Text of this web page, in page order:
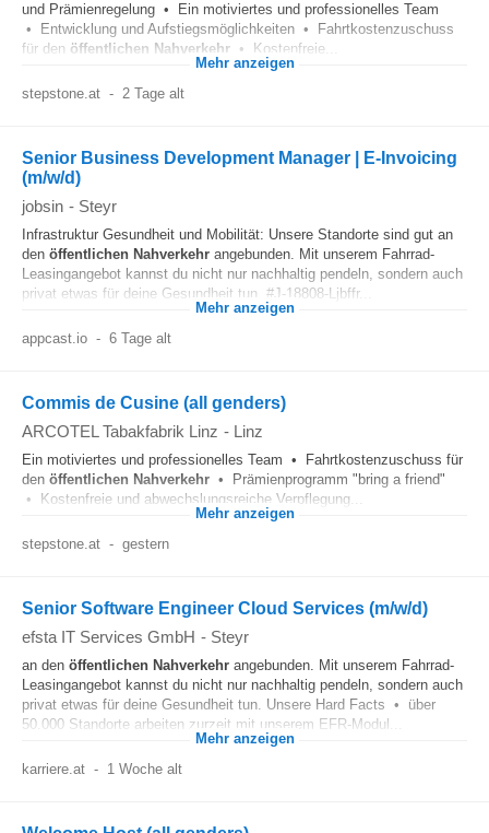
und Prämienregelung • Ein motiviertes und professionelles Team
• Entwicklung und Aufstiegsmöglichkeiten • Fahrtkostenzuschuss
für den öffentlichen Nahverkehr • Kostenfreie...
Mehr anzeigen
stepstone.at - 2 Tage alt
Senior Business Development Manager | E-Invoicing
(m/w/d)
jobsin - Steyr
Infrastruktur Gesundheit und Mobilität: Unsere Standorte sind gut an
den öffentlichen Nahverkehr angebunden. Mit unserem Fahrrad-
Leasingangebot kannst du nicht nur nachhaltig pendeln, sondern auch
privat etwas für deine Gesundheit tun. #J-18808-Ljbffr...
Mehr anzeigen
appcast.io - 6 Tage alt
Commis de Cusine (all genders)
ARCOTEL Tabakfabrik Linz - Linz
Ein motiviertes und professionelles Team • Fahrtkostenzuschuss für
den öffentlichen Nahverkehr • Prämienprogramm "bring a friend"
• Kostenfreie und abwechslungsreiche Verpflegung...
Mehr anzeigen
stepstone.at - gestern
Senior Software Engineer Cloud Services (m/w/d)
efsta IT Services GmbH - Steyr
an den öffentlichen Nahverkehr angebunden. Mit unserem Fahrrad-
Leasingangebot kannst du nicht nur nachhaltig pendeln, sondern auch
privat etwas für deine Gesundheit tun. Unsere Hard Facts • über
50.000 Standorte arbeiten zurzeit mit unserem EFR-Modul...
Mehr anzeigen
karriere.at - 1 Woche alt